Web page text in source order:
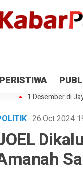
PERISTIWA
Antisipasi 1
Gedung
1 Desember di
· 26 Oct 2024